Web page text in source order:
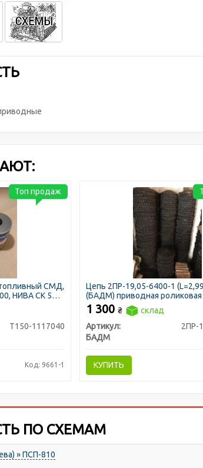
СМД,
НИВА СК 5
Т150-1117040
Код: 9661-1
Топ продаж
Цепь 2ПР-19,05-6400-1
(БАДМ) приводная роликовая
1 300 ₴
склад
Артикул:
2ПР-
БАДМ
КУПИТЬ
ПО СХЕМАМ
» ПСП-810